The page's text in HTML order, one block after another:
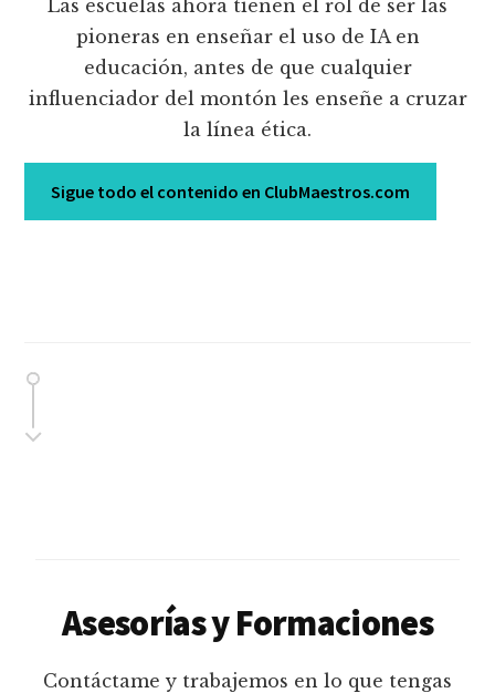
Las escuelas ahora tienen el rol de ser las
pioneras en enseñar el uso de IA en
educación, antes de que cualquier
influenciador del montón les enseñe a cruzar
la línea ética.
Sigue todo el contenido en ClubMaestros.com
Asesorías y Formaciones
Contáctame y trabajemos en lo que tengas